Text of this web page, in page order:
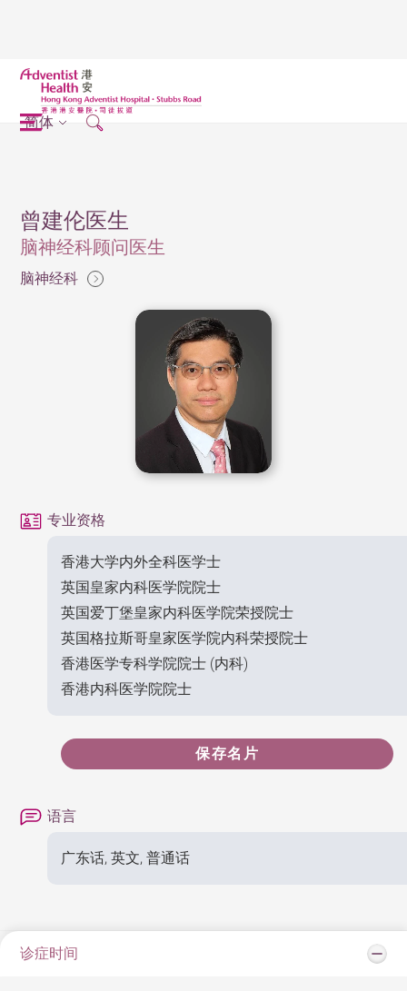
简体
曾建伦医生
脑神经科顾问医生
脑神经科
专业资格
香港大学内外全科医学士
英国皇家内科医学院院士
英国爱丁堡皇家内科医学院荣授院士
英国格拉斯哥皇家医学院内科荣授院士
香港医学专科学院院士 (内科)
香港内科医学院院士
保存名片
语言
广东话, 英文, 普通话
诊症时间